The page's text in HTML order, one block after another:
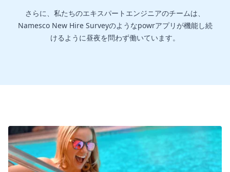
さらに、私たちのエキスパートエンジニアのチームは、
Namesco New Hire Surveyのようなpowrアプリが機能し続
けるように昼夜を問わず働いています。